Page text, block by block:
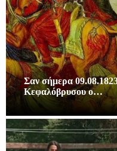
Σαν σήμερα
Κεφαλόβρυσου ο…